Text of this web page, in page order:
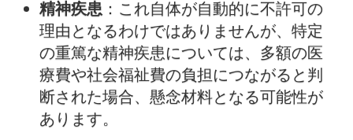
精神疾患 ：これ自体が自動的に不許可の
理由となるわけではありませんが、特定
の重篤な精神疾患については、多額の医
療費や社会福祉費の負担につながると判
断された場合、懸念材料となる可能性が
あります。